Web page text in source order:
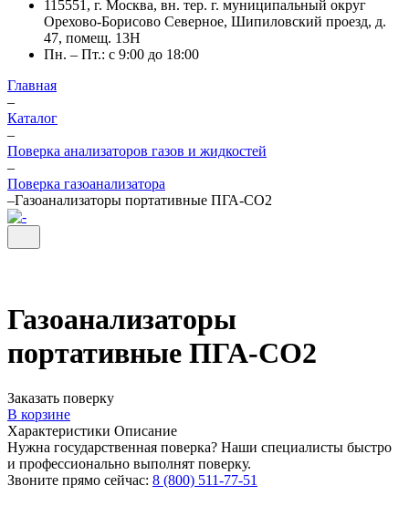
115551, г. Москва, вн. тер. г. муниципальный округ
Орехово-Борисово Северное, Шипиловский проезд, д.
47, помещ. 13Н
Пн. – Пт.: с 9:00 до 18:00
Главная
–
Каталог
–
Поверка анализаторов газов и жидкостей
–
Поверка газоанализатора
–Газоанализаторы портативные ПГА-СО2
Газоанализаторы
портативные ПГА-СО2
Заказать поверку
В корзине
Характеристики Описание
Нужна государственная поверка? Наши специалисты быстро
и профессионально выполнят поверку.
Звоните прямо сейчас: 8 (800) 511-77-51